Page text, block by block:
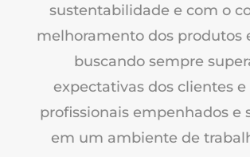
sustentabilidade e com o
melhoramento dos produtos
buscando sempre
expectativas dos clientes
profissionais empenhados e
em um ambiente de